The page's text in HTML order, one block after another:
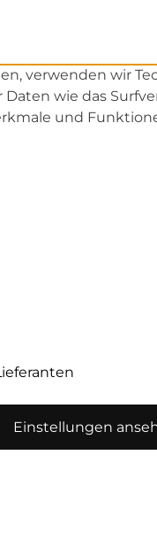
verwenden wir
wie das
und
Einstellungen